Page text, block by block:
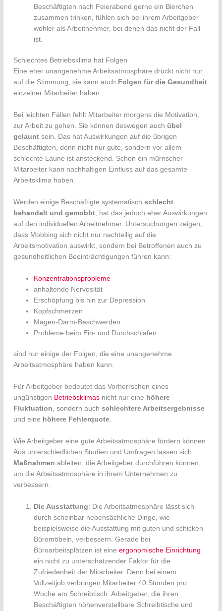
Beschäftigten nach Feierabend gerne ein Bierchen
zusammen trinken, fühlen sich bei ihrem Arbeitgeber
wohler als Arbeitnehmer, bei denen das nicht der Fall
ist.
Schlechtes Betriebsklima hat Folgen
Eine eher unangenehme Arbeitsatmosphäre drückt nicht nur
auf die Stimmung, sie kann auch Folgen für die Gesundheit
einzelner Mitarbeiter haben.
Bei leichten Fällen fehlt Mitarbeiter morgens die Motivation,
zur Arbeit zu gehen. Sie können deswegen auch übel
gelaunt sein. Das hat Auswirkungen auf die übrigen
Beschäftigten, denn nicht nur gute, sondern vor allem
schlechte Laune ist ansteckend. Schon ein mürrischer
Mitarbeiter kann nachhaltigen Einfluss auf das gesamte
Arbeitsklima haben.
Werden einige Beschäftigte systematischschlecht
behandelt und gemobbt , hat das jedoch eher Auswirkungen
auf den individuellen Arbeitnehmer. Untersuchungen zeigen,
dass Mobbing sich nicht nur nachteilig auf die
Arbeitsmotivation auswirkt, sondern bei Betroffenen auch zu
gesundheitlichen Beeinträchtigungen führen kann:
Konzentrationsprobleme
anhaltende Nervosität
Erschöpfung bis hin zur Depression
Kopfschmerzen
Magen-Darm-Beschwerden
Probleme beim Ein- und Durchschlafen
sind nur einige der Folgen, die eine unangenehme
Arbeitsatmosphäre haben kann.
Für Arbeitgeber bedeutet das Vorherrschen eines
ungünstigen Betriebsklimas nicht nur eine höhere
Fluktuation, sondern auchschlechtere Arbeitsergebnisse
und eine höhere Fehlerquote.
Wie Arbeitgeber eine gute Arbeitsatmosphäre fördern können
Aus unterschiedlichen Studien und Umfragen lassen sich
Maßnahmen ableiten, die Arbeitgeber durchführen können,
um die Arbeitsatmosphäre in ihrem Unternehmen zu
verbessern.
Die Ausstattung: Die Arbeitsatmosphäre lässt sich
durch scheinbar nebensächliche Dinge, wie
beispielsweise die Ausstattung mit guten und schicken
Büromöbeln, verbessern. Gerade bei
Büroarbeitsplätzen ist eineergonomische Einrichtung
ein nicht zu unterschätzender Faktor für die
Zufriedenheit der Mitarbeiter. Denn bei einem
Vollzeitjob verbringen Mitarbeiter 40 Stunden pro
Woche am Schreibtisch. Arbeitgeber, die ihren
Beschäftigten höhenverstellbare Schreibtische und